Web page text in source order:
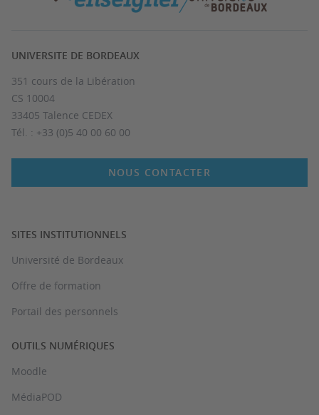
UNIVERSITE DE BORDEAUX
351 cours de la Libération
CS 10004
33405 Talence CEDEX
Tél. : +33 (0)5 40 00 60 00
NOUS CONTACTER
SITES INSTITUTIONNELS
Université de Bordeaux
Offre de formation
Portail des personnels
OUTILS NUMÉRIQUES
Moodle
MédiaPOD